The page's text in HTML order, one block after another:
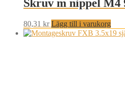
Skruv m nippel M4
80,31 kr Lägg till i varukorg